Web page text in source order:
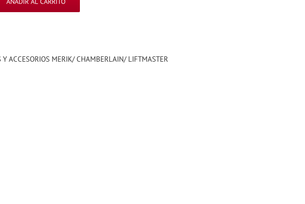
Y ACCESORIOS MERIK/ CHAMBERLAIN/ LIFTMASTER